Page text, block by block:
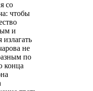
со
чтобы
и
не
по
конца